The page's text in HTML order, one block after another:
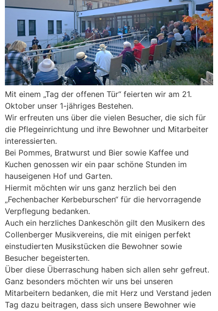
Mit einem „Tag der offenen Tür“ feierten wir am 21.
Oktober unser 1-jähriges Bestehen.
Wir erfreuten uns über die vielen Besucher, die sich für
die Pflegeinrichtung und ihre Bewohner und Mitarbeiter
interessierten.
Bei Pommes, Bratwurst und Bier sowie Kaffee und
Kuchen genossen wir ein paar schöne Stunden im
hauseigenen Hof und Garten.
Hiermit möchten wir uns ganz herzlich bei den
„Fechenbacher Kerbeburschen“ für die hervorragende
Verpflegung bedanken.
Auch ein herzliches Dankeschön gilt den Musikern des
Collenberger Musikvereins, die mit einigen perfekt
einstudierten Musikstücken die Bewohner sowie
Besucher begeisterten.
Über diese Überraschung haben sich allen sehr gefreut.
Ganz besonders möchten wir uns bei unseren
Mitarbeitern bedanken, die mit Herz und Verstand jeden
Tag dazu beitragen, dass sich unsere Bewohner wie